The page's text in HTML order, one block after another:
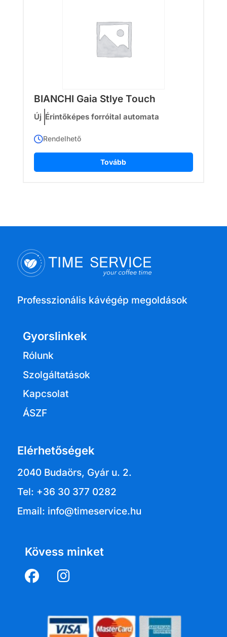
BIANCHI Gaia Stlye Touch
Új Érintőképes forróital automata
Tovább
Rendelhető
Professzionális kávégép megoldások
Gyorslinkek
Rólunk
Szolgáltatások
Kapcsolat
ÁSZF
Elérhetőségek
2040 Budaörs, Gyár u. 2.
Tel: +36 30 377 0282
Email: info@timeservice.hu
Kövess minket